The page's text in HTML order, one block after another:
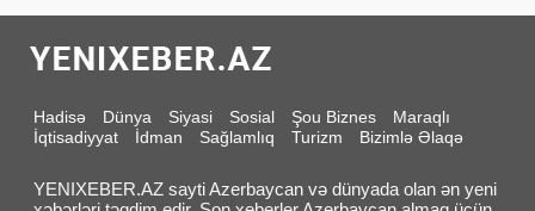
Hadisə Dünya Siyasi Sosial Şou Biznes
Maraqlı
İqtisadiyyat
İdman Sağlamlıq Turizm Bizimlə Əlaqə
YENIXEBER.AZ sayti Azerbaycan və dünyada olan ən yeni